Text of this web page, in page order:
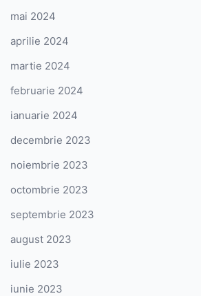
mai 2024
aprilie 2024
martie 2024
februarie 2024
ianuarie 2024
decembrie 2023
noiembrie 2023
octombrie 2023
septembrie 2023
august 2023
iulie 2023
iunie 2023